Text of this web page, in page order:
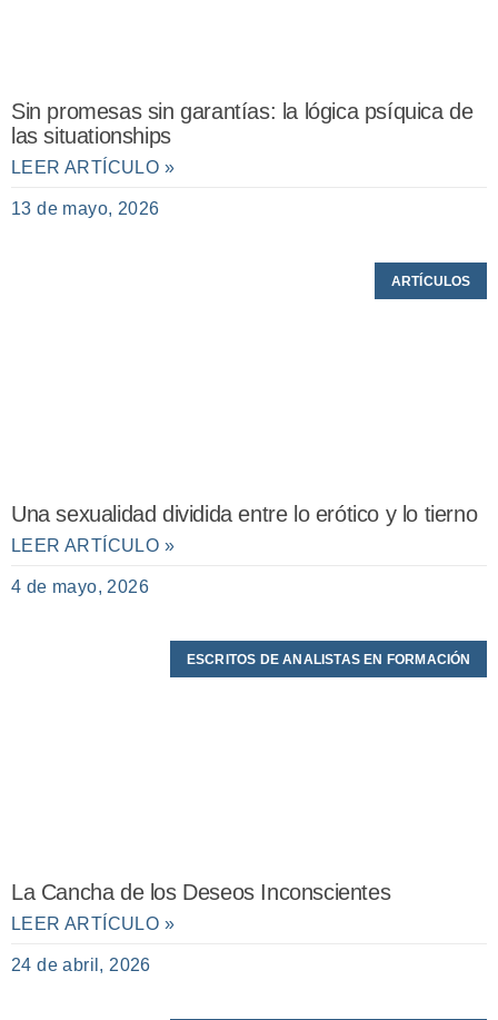
Sin promesas sin garantías: la lógica psíquica de
las situationships
LEER ARTÍCULO »
13 de mayo, 2026
ARTÍCULOS
Una sexualidad dividida entre lo erótico y lo tierno
LEER ARTÍCULO »
4 de mayo, 2026
ESCRITOS DE ANALISTAS EN FORMACIÓN
La Cancha de los Deseos Inconscientes
LEER ARTÍCULO »
24 de abril, 2026